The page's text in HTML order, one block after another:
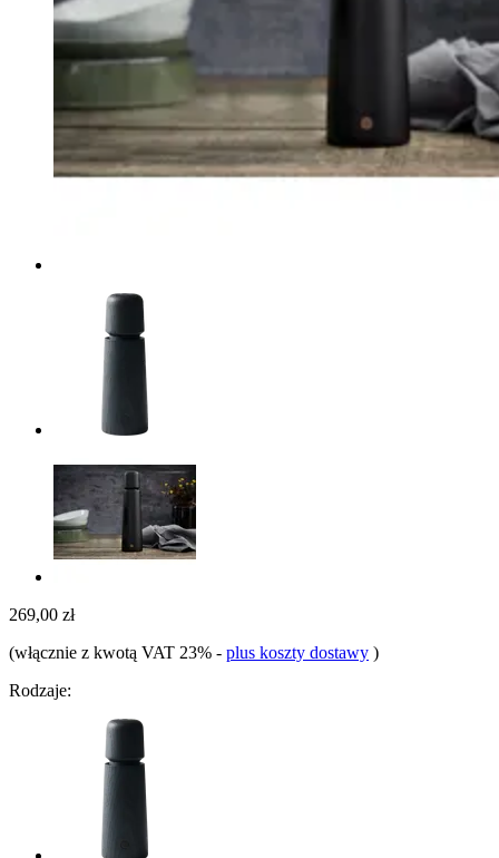
269,00 zł
(włącznie z kwotą VAT 23% - plus koszty dostawy )
Rodzaje: